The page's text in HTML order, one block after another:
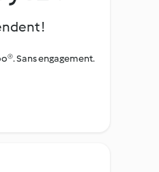
!
Sans engagement.